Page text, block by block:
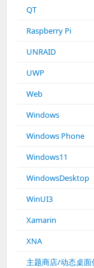
QT
Raspberry Pi
UNRAID
UWP
Web
Windows
Windows Phone
Windows11
WindowsDesktop
WinUI3
Xamarin
XNA
主题商店/动态桌面